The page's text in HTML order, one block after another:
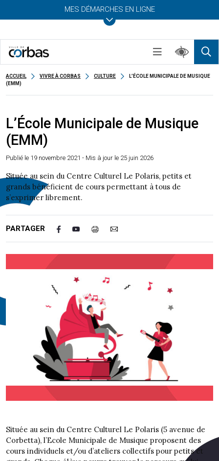
MES DÉMARCHES EN LIGNE
ACCUEIL VIVRE À CORBAS CULTURE
L’ÉCOLE MUNICIPALE DE MUSIQUE
(EMM)
L’École Municipale de Musique
(EMM)
Publié le 19 novembre 2021 - Mis à jour le 25 juin 2026
Située au sein du Centre Culturel Le Polaris, petits et
grands bénéficient de cours permettant à tous de
s’exprimer librement.
PARTAGER
Située au sein du Centre Culturel Le Polaris (5 avenue de
Corbetta), l’Ecole Municipale de Musique proposent des
cours individuels et/ou d’ateliers collectifs pour petits et